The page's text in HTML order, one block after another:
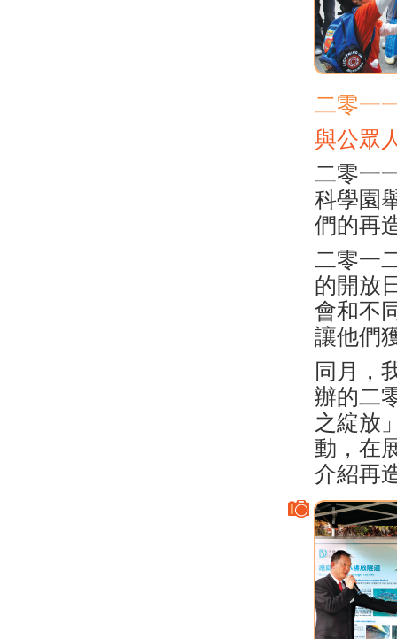
二零一
與公眾
二零一
科學園
們的再
二零一
的開放
會和不
讓他們
同月，
辦的二
之綻放
動，在
介紹再